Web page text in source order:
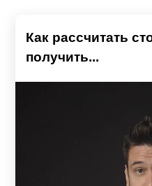
Как рассчитать
получить...